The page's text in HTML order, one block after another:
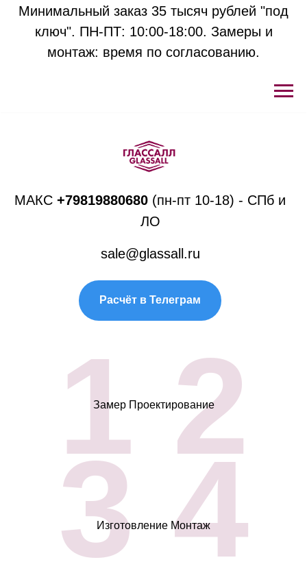
Минимальный заказ 35 тысяч рублей "под
ключ". ПН-ПТ: 10:00-18:00. Замеры и
монтаж: время по согласованию.
МАКС +79819880680 (пн-пт 10-18) - СПб и
ЛО
sale@glassall.ru
Расчёт в Телеграм
Замер Проектирование
Изготовление Монтаж
1 2
3 4